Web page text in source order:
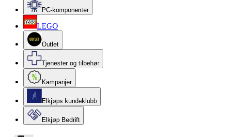
PC-komponenter
LEGO
Outlet
Tjenester og tilbehør
Kampanjer
Elkjøps kundeklubb
Elkjøp Bedrift